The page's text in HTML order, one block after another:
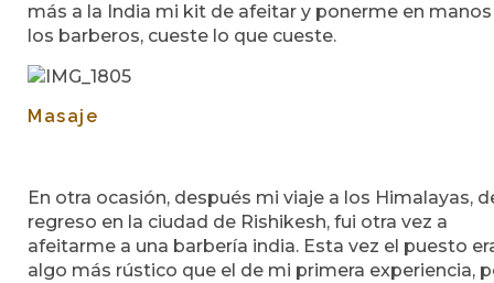
más a la India mi kit de afeitar y ponerme en
los barberos, cueste lo que cueste.
Masaje
En otra ocasión, después mi viaje a los Himalayas,
regreso en la ciudad de Rishikesh, fui otra vez a
afeitarme a una barbería india. Esta vez el puesto
algo más rústico que el de mi primera experiencia,